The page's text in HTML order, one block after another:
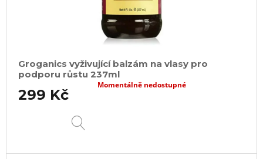
Groganics vyživující balzám na vlasy pro
podporu růstu 237ml
299 Kč
Momentálně nedostupné